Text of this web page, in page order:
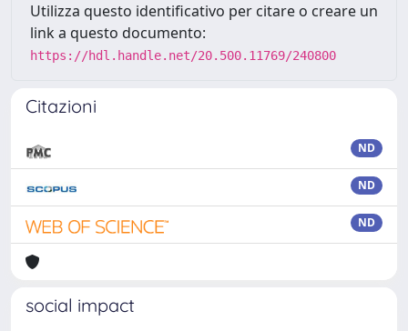
Utilizza questo identificativo per citare o creare un
link a questo documento:
https://hdl.handle.net/20.500.11769/240800
Citazioni
ND
ND
ND
social impact